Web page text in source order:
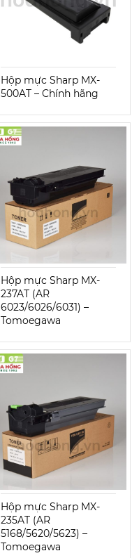
Hộp mực Sharp MX-
500AT – Chính hãng
Hộp mực Sharp MX-
237AT (AR
6023/6026/6031) –
Tomoegawa
Hộp mực Sharp MX-
235AT (AR
5168/5620/5623) –
Tomoegawa